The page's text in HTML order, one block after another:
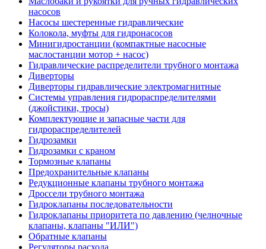
насосов
Насосы шестеренные гидравлические
Колокола, муфты для гидронасосов
Минигидростанции (компактные насосные
маслостанции мотор + насос)
Гидравлические распределители трубного монтажа
Диверторы
Диверторы гидравлические электромагнитные
Системы управления гидрораспределителями
(джойстики, тросы)
Комплектующие и запасные части для
гидрораспределителей
Гидрозамки
Гидрозамки с краном
Тормозные клапаны
Предохранительные клапаны
Редукционные клапаны трубного монтажа
Дроссели трубного монтажа
Гидроклапаны последовательности
Гидроклапаны приоритета по давлению (челночные
клапаны, клапаны "ИЛИ")
Обратные клапаны
Регуляторы расхода